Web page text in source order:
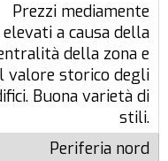
Prezzi mediamente
elevati a causa della
della zona e
valore storico degli
Buona varietà di
stili.
Periferia nord